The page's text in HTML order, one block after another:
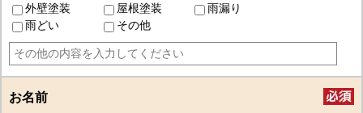
外壁塗装 屋根塗装
雨漏り
雨どい
その他
お名前